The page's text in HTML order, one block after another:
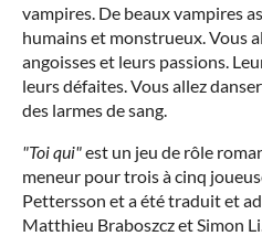
vampires. De beaux vampires
humains et monstrueux. Vous
angoisses et leurs passions.
leurs défaites. Vous allez
des larmes de sang.
"Toi qui"est un jeu de rôle
meneur pour trois à cinq
Pettersson et a été traduit et
Matthieu Braboszcz et Simon